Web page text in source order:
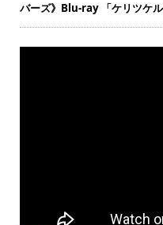
バーズ》Blu-ray 「ケリツケ